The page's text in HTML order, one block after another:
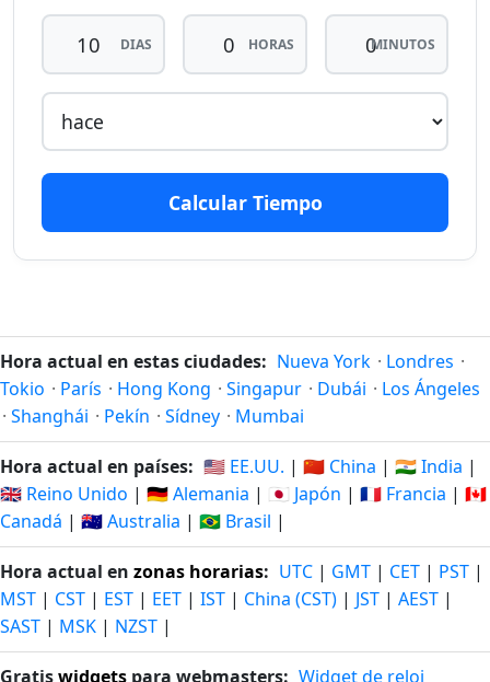
dias
hace
25/7/26
dentro-
de
18/8/26
13
dias
hace
24/7/26
dentro-
de
19/8/26
14
dias
23/7/26
14 dias
dentro-
20/8/26
dias
hace
22/7/26
dentro-
de
21/8/26
16
dias
hace
21/7/26
16 dias
dentro-
de
22/8/26
17
hace
17 dias
de
18
dias
19/7/26
dentro-
24/8/26
DIAS HORAS MINUTOS
Calcular Tiempo
Hora actual en estas ciudades: Nueva York · Londres ·
Tokio · París · Hong Kong · Singapur · Dubái · Los Ángeles
· Shanghái · Pekín · Sídney · Mumbai
Hora actual en países: 🇺🇸 EE.UU. | 🇨🇳 China | 🇮🇳 India |
🇬🇧 Reino Unido | 🇩🇪 Alemania | 🇯🇵 Japón | 🇫🇷 Francia | 🇨🇦
Canadá | 🇦🇺 Australia | 🇧🇷 Brasil |
Hora actual en zonas horarias: UTC | GMT | CET | PST |
MST | CST | EST | EET | IST | China (CST) | JST | AEST |
SAST | MSK | NZST |
Gratiswidgets para webmasters: Widget de reloj